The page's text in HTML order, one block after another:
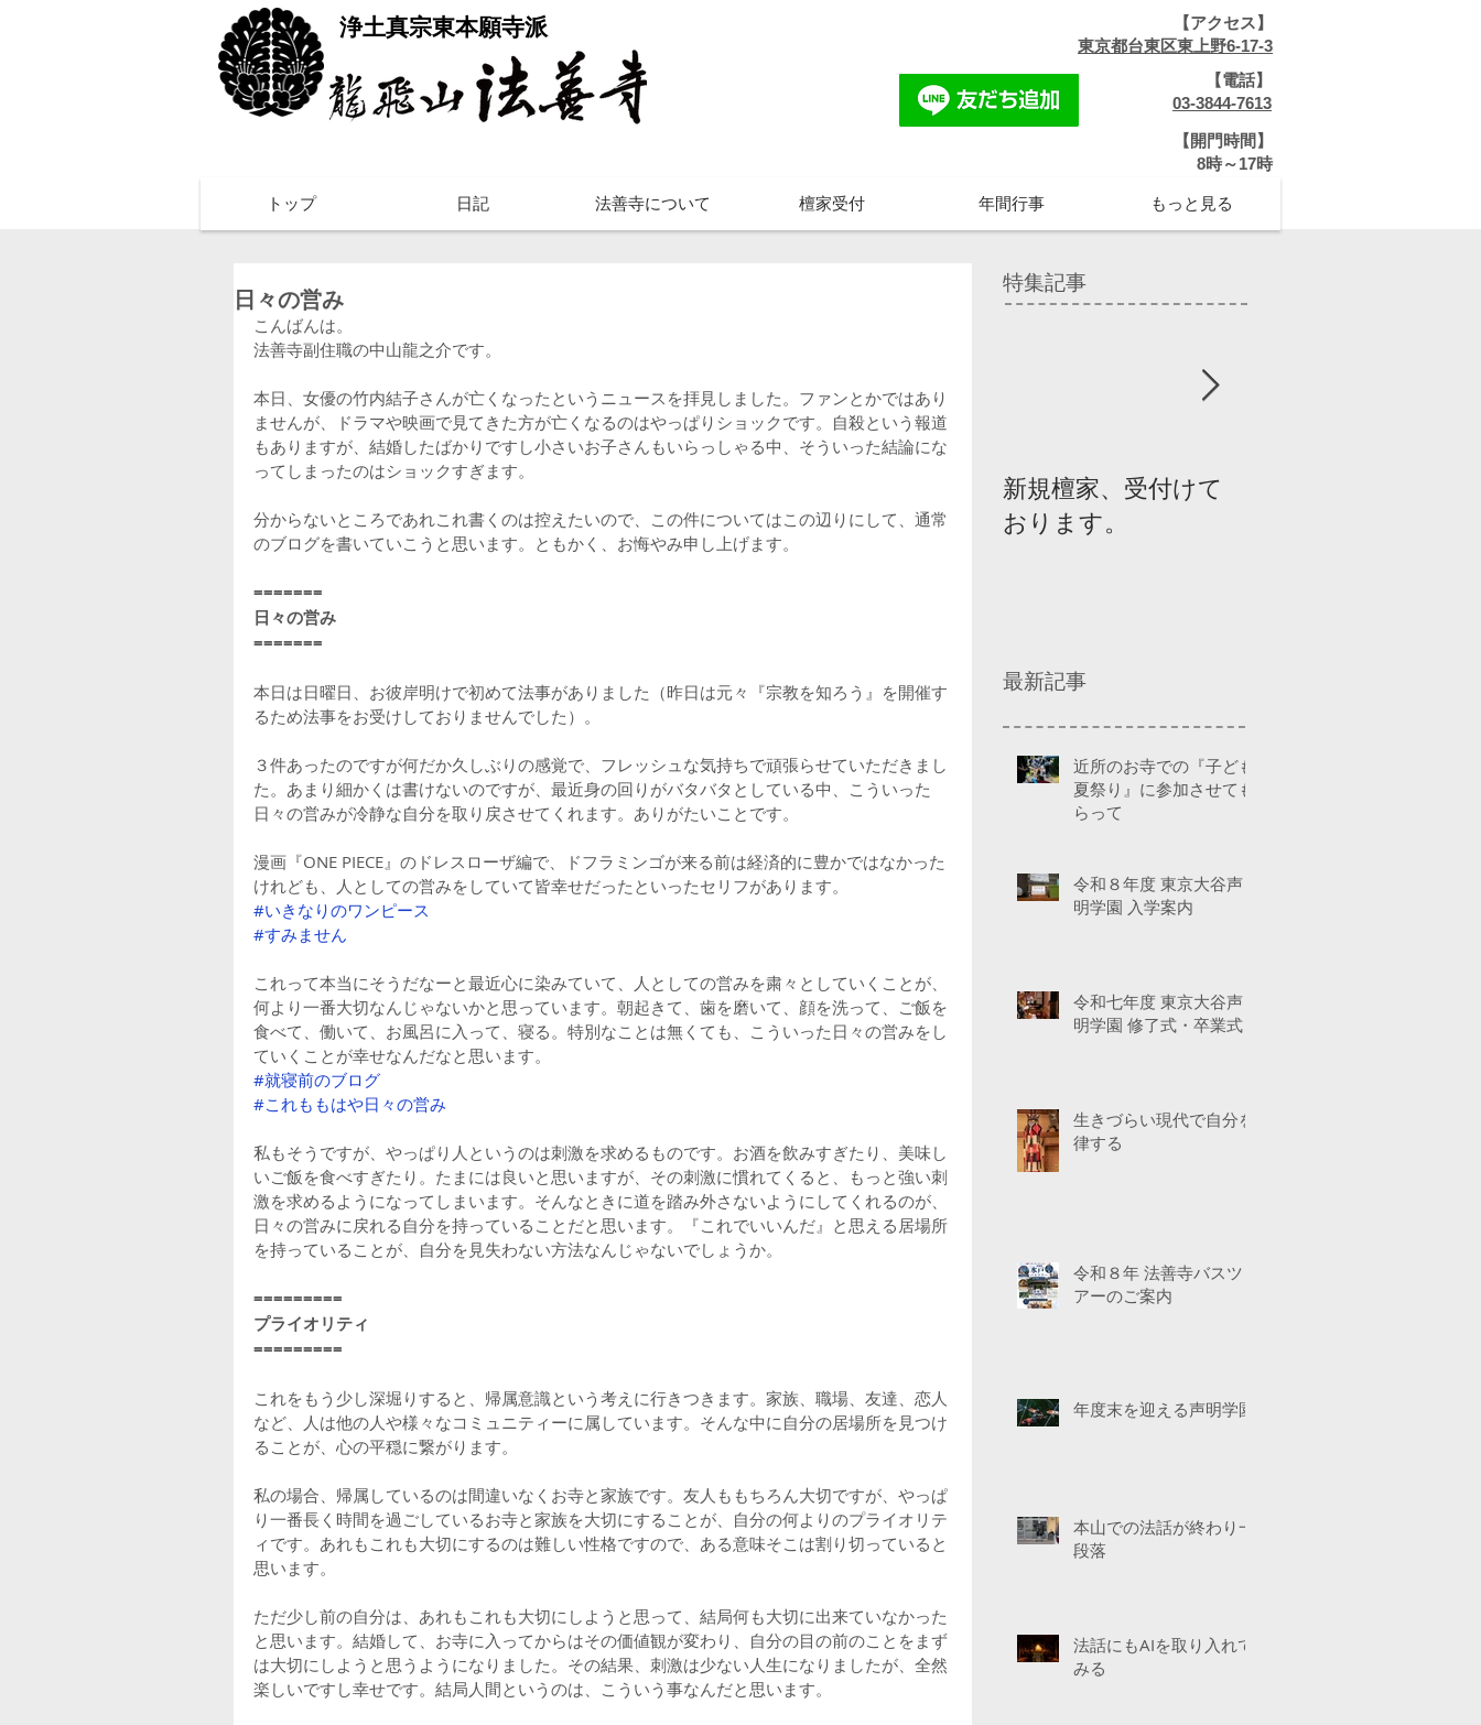
​浄土真宗東本願寺派
【アクセス】
東京都台東区東上野6-17-3
【電話】
03-3844-7613
【開門時間】
​8時～17時
トップ 日記 法善寺について 檀家受付 年間行事 もっと見る
日々の営み
こんばんは。
法善寺副住職の中山龍之介です。
本日、女優の竹内結子さんが亡くなったというニュースを拝見しました。ファンとかではあり
ませんが、ドラマや映画で見てきた方が亡くなるのはやっぱりショックです。自殺という報道
もありますが、結婚したばかりですし小さいお子さんもいらっしゃる中、そういった結論にな
ってしまったのはショックすぎます。
分からないところであれこれ書くのは控えたいので、この件についてはこの辺りにして、通常
のブログを書いていこうと思います。ともかく、お悔やみ申し上げます。
=======
日々の営み
=======
本日は日曜日、お彼岸明けで初めて法事がありました（昨日は元々『宗教を知ろう』を開催す
るため法事をお受けしておりませんでした）。
３件あったのですが何だか久しぶりの感覚で、フレッシュな気持ちで頑張らせていただきまし
た。あまり細かくは書けないのですが、最近身の回りがバタバタとしている中、こういった
日々の営みが冷静な自分を取り戻させてくれます。ありがたいことです。
漫画『ONE PIECE』のドレスローザ編で、ドフラミンゴが来る前は経済的に豊かではなかった
けれども、人としての営みをしていて皆幸せだったといったセリフがあります。
#いきなりのワンピース
#すみません
これって本当にそうだなーと最近心に染みていて、人としての営みを粛々としていくことが、
何より一番大切なんじゃないかと思っています。朝起きて、歯を磨いて、顔を洗って、ご飯を
食べて、働いて、お風呂に入って、寝る。特別なことは無くても、こういった日々の営みをし
ていくことが幸せなんだなと思います。
#就寝前のブログ
#これももはや日々の営み
私もそうですが、やっぱり人というのは刺激を求めるものです。お酒を飲みすぎたり、美味し
いご飯を食べすぎたり。たまには良いと思いますが、その刺激に慣れてくると、もっと強い刺
激を求めるようになってしまいます。そんなときに道を踏み外さないようにしてくれるのが、
日々の営みに戻れる自分を持っていることだと思います。『これでいいんだ』と思える居場所
を持っていることが、自分を見失わない方法なんじゃないでしょうか。
=========
プライオリティ
=========
これをもう少し深堀りすると、帰属意識という考えに行きつきます。家族、職場、友達、恋人
など、人は他の人や様々なコミュニティーに属しています。そんな中に自分の居場所を見つけ
ることが、心の平穏に繋がります。
私の場合、帰属しているのは間違いなくお寺と家族です。友人ももちろん大切ですが、やっぱ
り一番長く時間を過ごしているお寺と家族を大切にすることが、自分の何よりのプライオリテ
ィです。あれもこれも大切にするのは難しい性格ですので、ある意味そこは割り切っていると
思います。
ただ少し前の自分は、あれもこれも大切にしようと思って、結局何も大切に出来ていなかった
と思います。結婚して、お寺に入ってからはその価値観が変わり、自分の目の前のことをまず
は大切にしようと思うようになりました。その結果、刺激は少ない人生になりましたが、全然
楽しいですし幸せです。結局人間というのは、こういう事なんだと思います。
特集記事
新規檀家、受付けて
おります。
最新記事
近所のお寺での『子ども
夏祭り』に参加させても
らって
令和８年度 東京大谷声
明学園 入学案内
令和七年度 東京大谷声
明学園 修了式・卒業式
生きづらい現代で自分を
律する
令和８年 法善寺バスツ
アーのご案内
年度末を迎える声明学園
本山での法話が終わり一
段落
法話にもAIを取り入れて
みる